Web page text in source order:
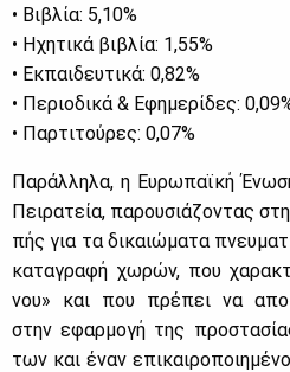
• Βι­βλία: 5,10%
• Ηχη­τι­κά βι­βλία: 1,55%
• Εκ­παι­δευ­τι­κά: 0,82%
• Πε­ριο­δι­κά & Εφη­με­ρί­δες:
• Παρ­τι­τού­ρες: 0,07%
Πα­ράλ­λη­λα, η Ευ­ρω­παϊ­κή
Πει­ρα­τεία, πα­ρου­σιά­ζο­ντας
πής για τα δι­καιώ­μα­τα
κα­τα­γρα­φή χω­ρών, που
νου» και που πρέ­πει να
στην εφαρ­μο­γή της
των και έναν